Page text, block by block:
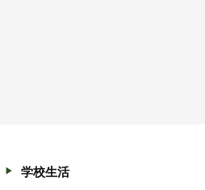
学校生活